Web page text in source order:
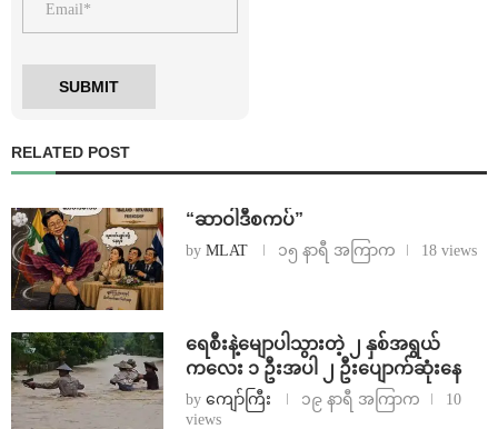
RELATED POST
“ဆာဝါဒီစကပ်”
by MLAT ၁၅ နာရီ အကြာက 18 views
ရေစီးနဲ့မျောပါသွားတဲ့ ၂ နှစ်အရွယ်
ကလေး ၁ ဦးအပါ ၂ ဦးပျောက်ဆုံးနေ
by ကျော်ကြီး ၁၉ နာရီ အကြာက
10
views